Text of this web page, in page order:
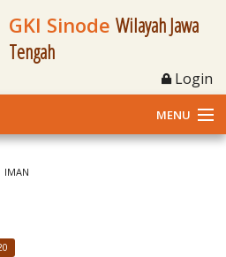
GKI Sinode Wilayah Jawa
Tengah
Login
MENU
IMAN